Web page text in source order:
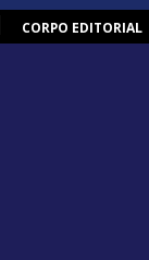
CORPO EDITORIAL